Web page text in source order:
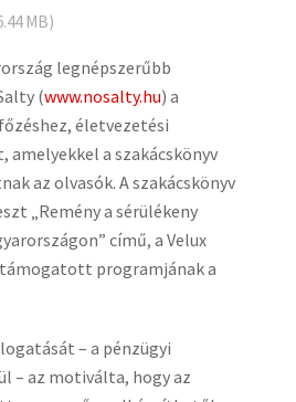
MB)
legnépszerűbb
(www.nosalty.hu) a
életvezetési
amelyekkel a szakácskönyv
az olvasók. A szakácskönyv
„Remény a sérülékeny
című, a Velux
programjának a
– a pénzügyi
– az motiválta, hogy az